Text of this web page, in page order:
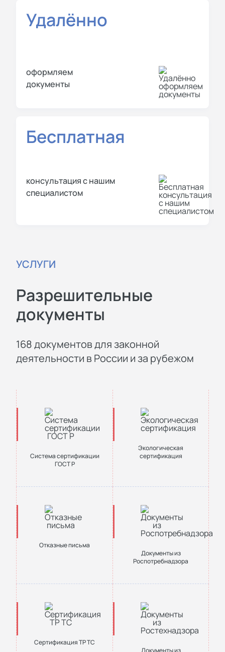
Удалённо
оформляем
документы
Бесплатная
консультация с нашим
специалистом
УСЛУГИ
Разрешительные
документы
168 документов для законной
деятельности в России и за рубежом
Система сертификации
ГОСТ Р
Экологическая
сертификация
Отказные письма
Документы из
Роспотребнадзора
Сертификация ТР ТС
Документы из